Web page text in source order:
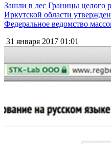
Зашли в лес Границы целого
Иркутской области
Федеральное ведомство
31 января 2017 01:01